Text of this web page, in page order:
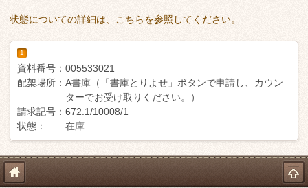
状態についての詳細は、こちらを参照してください。
1
資料番号： 005533021
配架場所： A書庫（「書庫とりよせ」ボタンで申請し、カウン
ターでお受け取りください。）
請求記号： 672.1/10008/1
状態：
在庫